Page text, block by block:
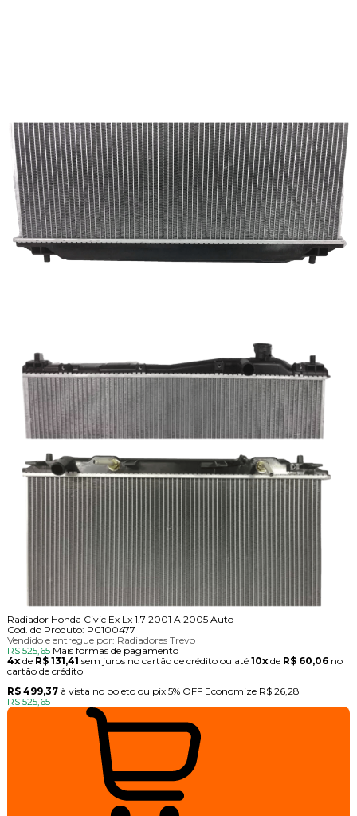
Radiador Honda Civic Ex Lx 1.7 2001 A 2005 Auto
Cod. do Produto: PC100477
Vendido e entregue por: Radiadores Trevo
R$ 525,65 Mais formas de pagamento
4xde R$ 131,41 sem juros no cartão de crédito ou até 10xde R$ 60,06no
cartão de crédito
R$ 499,37 à vista no boleto ou pix 5% OFF Economize R$ 26,28
R$ 525,65